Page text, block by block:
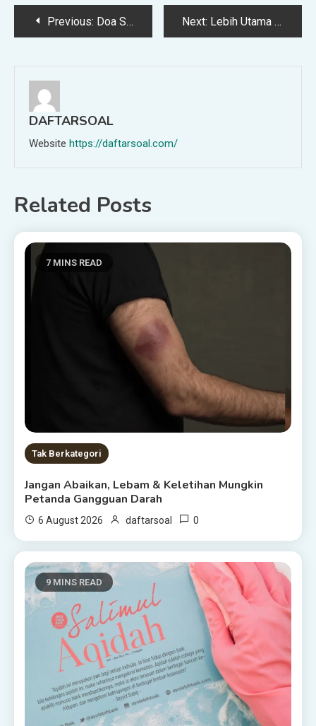
PostPrevious: Doa Saat Menyembelih Hewan Qurban Next: Lebih Utama Mana; Menyembelih di Hari Raya atau Hari Tasyriq?
DAFTARSOAL
Website https://daftarsoal.com/
Related Posts
7 MINS READ
Tak Berkategori
Jangan Abaikan, Lebam & Keletihan Mungkin
Petanda Gangguan Darah
6 August 2026 daftarsoal 0
9 MINS READ